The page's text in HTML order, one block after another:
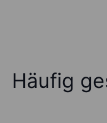
Häufig